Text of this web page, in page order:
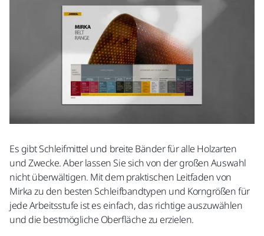
Es gibt Schleifmittel und breite Bänder für alle Holzarten
und Zwecke. Aber lassen Sie sich von der großen Auswahl
nicht überwältigen. Mit dem praktischen Leitfaden von
Mirka zu den besten Schleifbandtypen und Korngrößen für
jede Arbeitsstufe ist es einfach, das richtige auszuwählen
und die bestmögliche Oberfläche zu erzielen.